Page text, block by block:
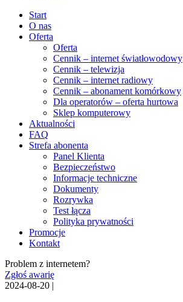
Start
O nas
Oferta
Oferta
Cennik – internet światłowodowy
Cennik – telewizja
Cennik – internet radiowy
Cennik – abonament komórkowy
Dla operatorów – oferta hurtowa
Sklep komputerowy
Aktualności
FAQ
Strefa abonenta
Panel Klienta
Bezpieczeństwo
Informacje techniczne
Dokumenty
Rozrywka
Test łącza
Polityka prywatności
Promocje
Kontakt
Problem z internetem?
Zgłoś awarię
2024-08-20 |